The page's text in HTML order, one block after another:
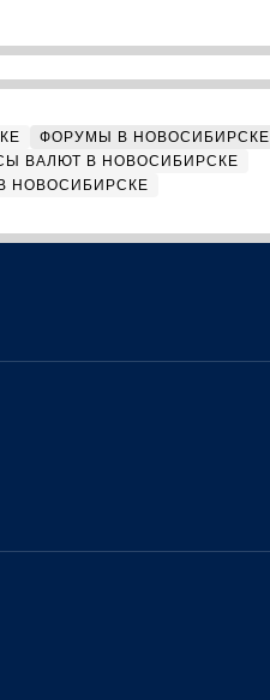
ФОРУМЫ В НОВОСИБИРСКЕ
ВАЛЮТ В НОВОСИБИРСКЕ
НОВОСИБИРСКЕ